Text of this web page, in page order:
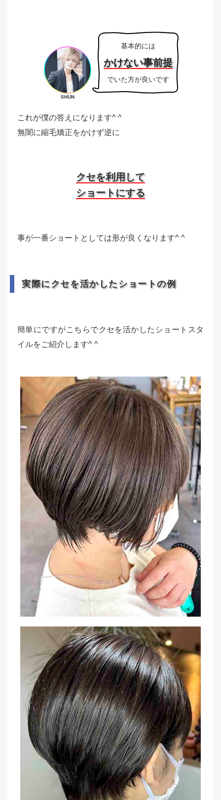
SHUN
基本的には
かけない事前提
でいた方が良いです
これが僕の答えになります^ ^
無闇に縮毛矯正をかけず逆に
クセを利用して
ショートにする
事が一番ショートとしては形が良くなります^ ^
実際にクセを活かしたショートの例
簡単にですがこちらでクセを活かしたショートスタ
イルをご紹介します^ ^